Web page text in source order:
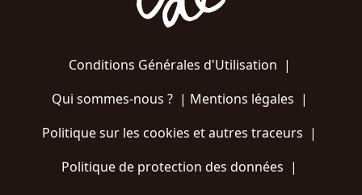
Conditions Générales d'Utilisation |
Qui sommes-nous ?| Mentions légales |
Politique sur les cookies et autres traceurs |
Politique de protection des données |